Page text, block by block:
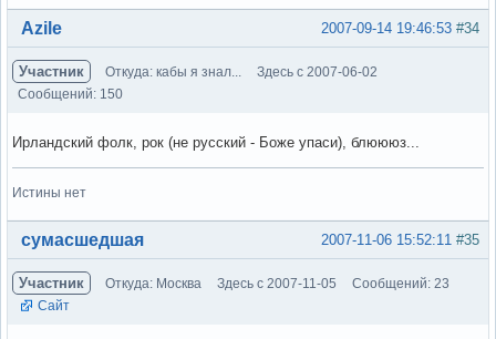
Вне форума #34
2007-09-14 19:46:53
Azile
Участник Откуда: кабы я знал...
Здесь с 2007-06-02
Сообщений: 150
Ирландский фолк, рок (не русский - Боже упаси), блюююз...
Истины нет
Вне форума #35
2007-11-06 15:52:11
сумасшедшая
Участник Откуда: Москва Здесь с 2007-11-05
Сообщений: 23
Сайт